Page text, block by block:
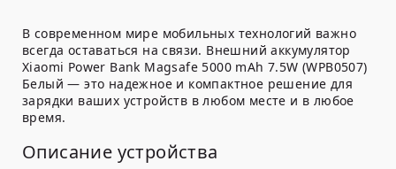
В современном мире мобильных технологий важно
всегда оставаться на связи. Внешний аккумулятор
Xiaomi Power Bank Magsafe 5000 mAh 7.5W (WPB0507)
Белый — это надежное и компактное решение для
зарядки ваших устройств в любом месте и в любое
время.
Описание устройства